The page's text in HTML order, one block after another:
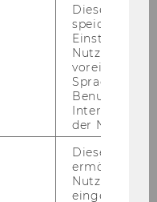
Dieses Cookie
speichert
Nutzer*in, zB.
Sprache,
der Nutzer*in
Dieses Cookie
ermöglicht
Nutzung des